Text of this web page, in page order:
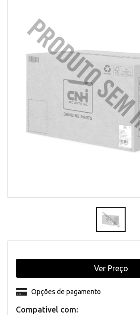
Compativel com:
Opções de pagamento
Ver Preço